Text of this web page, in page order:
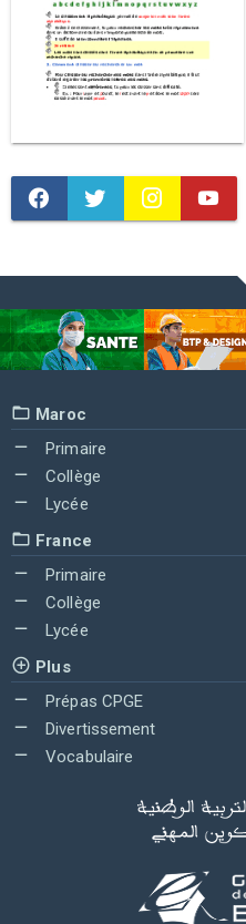
Maroc
Primaire
Collège
Lycée
France
Primaire
Collège
Lycée
Plus
Prépas CPGE
Divertissement
Vocabulaire